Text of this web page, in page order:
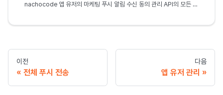
nachocode 앱 유저의 마케팅 푸시 알림 수신 동의 관리 API의 모든 엔드포인트에 대한 요청과 응답 구조 및 사용 방법을 안내합니다.
이전
전체 푸시 전송
다음
앱 유저 관리